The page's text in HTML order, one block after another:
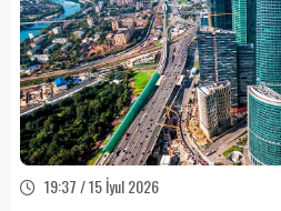
19:37 / 15 İyul 2026